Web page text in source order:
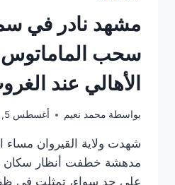
أمريكي
لتعزيز
أمن
الحدود
مشهد نادر في
سحب الماماتوس
الأهالي عند
بواسطة محمد نعيم أغسطس 5, 2026
شهدت ولاية القيروان مساء
مدهشة خطفت أنظار سكان
على حد سواء، تمثلت في